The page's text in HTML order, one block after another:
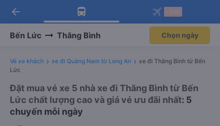
Tải app Vexere ngay!
Nhận ưu đãi thành viên độc
Mở app
Tải app Vexere
-30k/ghế khi đặt vé máy bay qua
Mở app
arrow_back
Bến Lức Thăng Bình Chọn ngày
Vé xe khách xe đi Quảng Nam từ Long An
xe đi Thăng Bình từ Bến
Lức
Đặt mua vé xe 5 nhà xe đi Thăng Bình từ Bến
Lức chất lượng cao và giá vé ưu đãi nhất: 5
chuyến mỗi ngày